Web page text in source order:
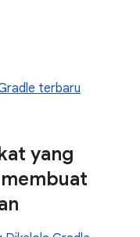
terbaru
yang